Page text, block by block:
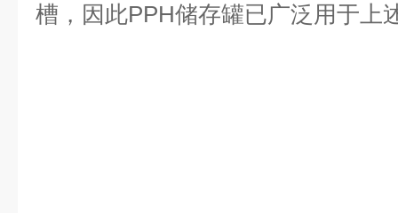
槽，因此PPH储存罐已广泛用于上